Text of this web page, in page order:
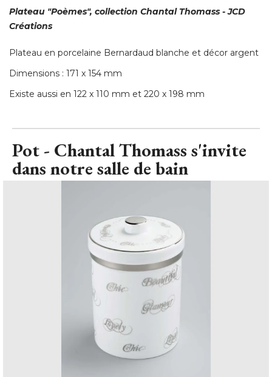
Plateau "Poèmes", collection Chantal Thomass - JCD
Créations
Plateau en porcelaine Bernardaud blanche et décor argent
Dimensions : 171 x 154 mm
Existe aussi en 122 x 110 mm et 220 x 198 mm
Pot - Chantal Thomass s'invite
dans notre salle de bain